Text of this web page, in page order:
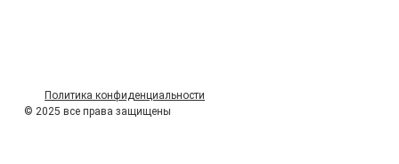
Политика конфиденциальности
© 2025 все права защищены